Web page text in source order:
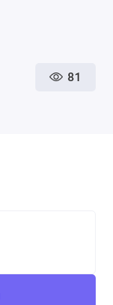
81